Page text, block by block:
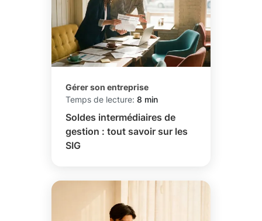
Gérer son entreprise
Temps de lecture: 8 min
Soldes intermédiaires de
gestion : tout savoir sur les
SIG